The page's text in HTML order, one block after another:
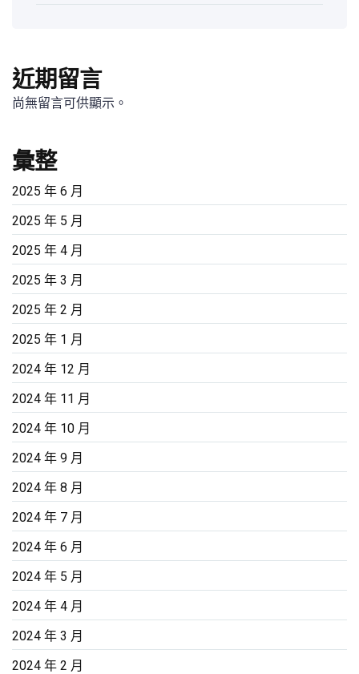
近期留言
尚無留言可供顯示。
彙整
2025 年 6 月
2025 年 5 月
2025 年 4 月
2025 年 3 月
2025 年 2 月
2025 年 1 月
2024 年 12 月
2024 年 11 月
2024 年 10 月
2024 年 9 月
2024 年 8 月
2024 年 7 月
2024 年 6 月
2024 年 5 月
2024 年 4 月
2024 年 3 月
2024 年 2 月